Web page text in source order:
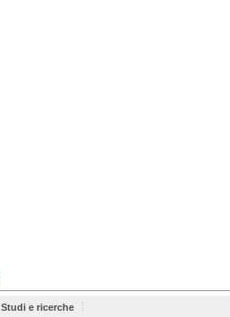
Studi e ricerche